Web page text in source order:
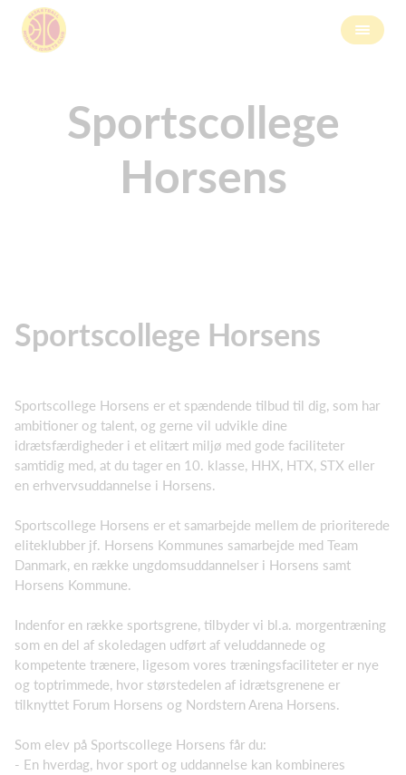
Sportscollege
Horsens
Sportscollege Horsens
Sportscollege Horsens er et spændende tilbud til dig, som har
ambitioner og talent, og gerne vil udvikle dine
idrætsfærdigheder i et elitært miljø med gode faciliteter
samtidig med, at du tager en 10. klasse, HHX, HTX, STX eller
en erhvervsuddannelse i Horsens.
Sportscollege Horsens er et samarbejde mellem de prioriterede
eliteklubber jf. Horsens Kommunes samarbejde med Team
Danmark, en række ungdomsuddannelser i Horsens samt
Horsens Kommune.
Indenfor en række sportsgrene, tilbyder vi bl.a. morgentræning
som en del af skoledagen udført af veluddannede og
kompetente trænere, ligesom vores træningsfaciliteter er nye
og toptrimmede, hvor størstedelen af idrætsgrenene er
tilknyttet Forum Horsens og Nordstern Arena Horsens.
Som elev på Sportscollege Horsens får du:
- En hverdag, hvor sport og uddannelse kan kombineres